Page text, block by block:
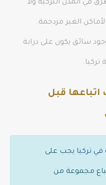
في المدن التركية ولا
الغير مزدحمة.
سائق يكون على درابة
تركيا.
قبل
تركيا يجب على
مجموعة من